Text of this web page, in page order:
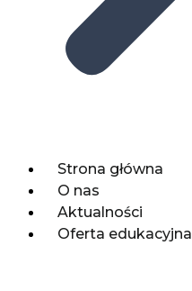
Strona główna
O nas
Aktualności
Oferta edukacyjna